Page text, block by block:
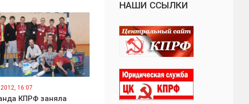
16:07
КПРФ заняла
НАШИ ССЫЛКИ